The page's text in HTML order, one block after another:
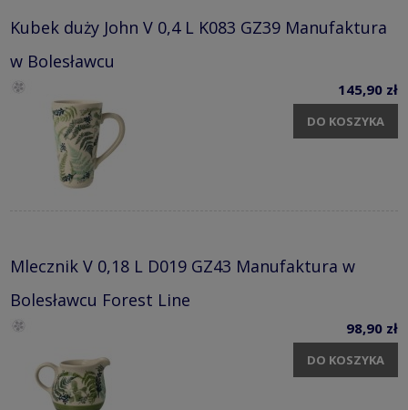
Kubek duży John V 0,4 L K083 GZ39 Manufaktura
w Bolesławcu
145,90 zł
DO KOSZYKA
Mlecznik V 0,18 L D019 GZ43 Manufaktura w
Bolesławcu Forest Line
98,90 zł
DO KOSZYKA